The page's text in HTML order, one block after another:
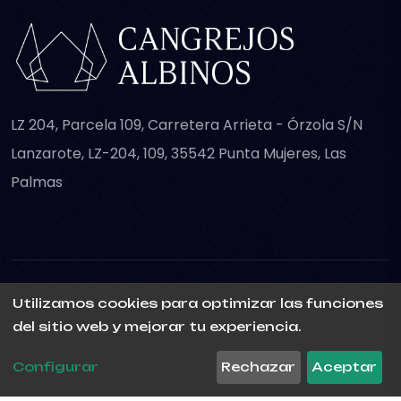
LZ 204, Parcela 109, Carretera Arrieta - Órzola S/N
Lanzarote, LZ-204, 109, 35542 Punta Mujeres, Las
Palmas
Copyright © 2026 Cangrejos Albinos. Todos los
derechos reservados.
Utilizamos cookies para optimizar las funciones
del sitio web y mejorar tu experiencia.
Configurar Rechazar Aceptar